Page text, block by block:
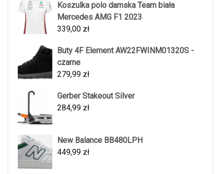
Koszulka polo damska Team biała
Mercedes AMG F1 2023
339,00 zł
Buty 4F Element AW22FWINM01320S -
czarne
279,99 zł
Gerber Stakeout Silver
284,99 zł
New Balance BB480LPH
449,99 zł